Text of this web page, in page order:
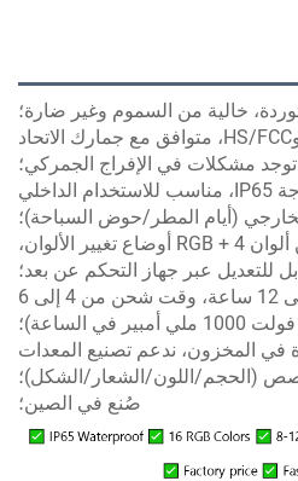
معتمد: معتمد من CE/روHS/FCC، متوافق مع جمارك الاتحاد
توجد مشكلات في الإفراج الجمركي؛
مقاوم للماء: مقاوم للماء بدرجة IP65، مناسب للاستخدام الداخلي
(أيام المطر/حوض السباحة)؛
الإضاءة: 16 لونًا ثابتًا من ألوان RGB + 4 أوضاع تغيير الألوان،
للتعديل عبر جهاز التحكم عن بعد؛
البطارية: وقت عمل من 8 إلى 12 ساعة، وقت شحن من 4 إلى 6
في المخزون، ندعم تصنيع المعدات
(الحجم/اللون/الشعار/الشكل)؛
صُنع في الصين؛